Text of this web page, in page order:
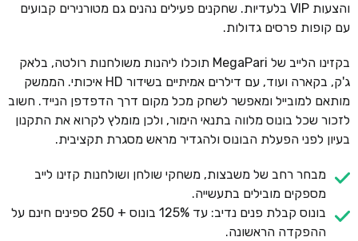
והצעות VIP בלעדיות. שחקנים פעילים נהנים גם מטורנירים קבועים
עם קופות פרסים גדולות.
בקזינו הלייב של MegaPari תוכלו ליהנות משולחנות רולטה, בלאק
ג'ק, בקארה ועוד, עם דילרים אמיתיים בשידור HD איכותי. הממשק
מותאם למובייל ומאפשר לשחק מכל מקום דרך הדפדפן הנייד. חשוב
לזכור שכל בונוס מלווה בתנאי הימור, ולכן מומלץ לקרוא את התקנון
בעיון לפני הפעלת הבונוס ולהגדיר מראש מסגרת תקציבית.
מבחר רחב של משבצות, משחקי שולחן ושולחנות קזינו לייב
מספקים מובילים בתעשייה.
בונוס קבלת פנים נדיב: עד 125% בונוס + 250 ספינים חינם על
ההפקדה הראשונה.